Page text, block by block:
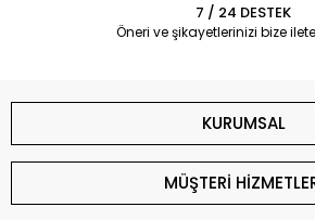
7 / 24 DESTEK
Öneri ve şikayetlerinizi bize
KURUMSAL
MÜŞTERİ